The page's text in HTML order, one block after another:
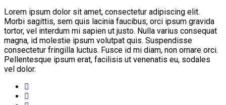
Lorem ipsum dolor sit amet, consectetur adipiscing elit.
Morbi sagittis, sem quis lacinia faucibus, orci ipsum gravida
tortor, vel interdum mi sapien ut justo. Nulla varius consequat
magna, id molestie ipsum volutpat quis. Suspendisse
consectetur fringilla luctus. Fusce id mi diam, non ornare orci.
Pellentesque ipsum erat, facilisis ut venenatis eu, sodales
vel dolor.